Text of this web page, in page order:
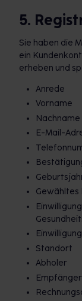
5.
Sie haben die
ein
erheben und
Anrede
Vorname
Nachname
E-Mail-
Gewähltes
Standort
Abholer
Empfänger